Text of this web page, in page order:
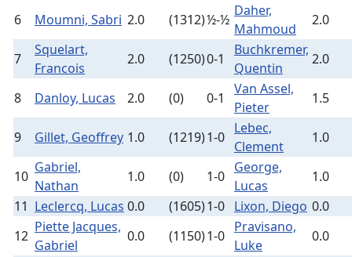
6
Moumni, Sabri 2.0 (1312)½-½
Daher,
Mahmoud
2.0
7
Squelart,
Francois
2.0 (1250)0-1
Buchkremer,
Quentin
2.0
8 Danloy, Lucas 2.0 (0) 0-1
Van Assel,
Pieter
1.5
9 Gillet, Geoffrey 1.0 (1219)1-0
Lebec,
Clement
1.0
10
Gabriel,
Nathan
1.0 (0) 1-0
George,
Lucas
1.0
11 Leclercq, Lucas 0.0 (1605)1-0 Lixon, Diego 0.0
12
Piette Jacques,
Gabriel
0.0 (1150)1-0
Pravisano,
Luke
0.0